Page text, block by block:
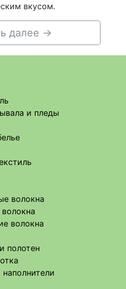
вкусом.
далее →
и пледы
волокна
волокна
полотен